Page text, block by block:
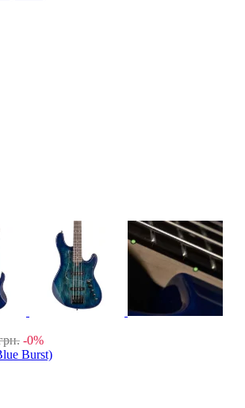
-0%
Burst)